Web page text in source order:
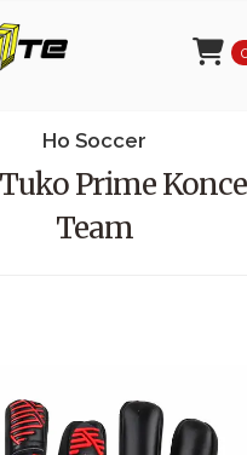
Ho Soccer
Prime
Team